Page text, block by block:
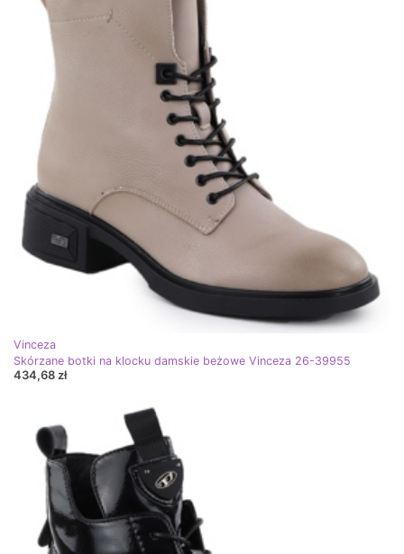
Vinceza
Skórzane botki na klocku damskie beżowe Vinceza 26-39955
434,68 zł